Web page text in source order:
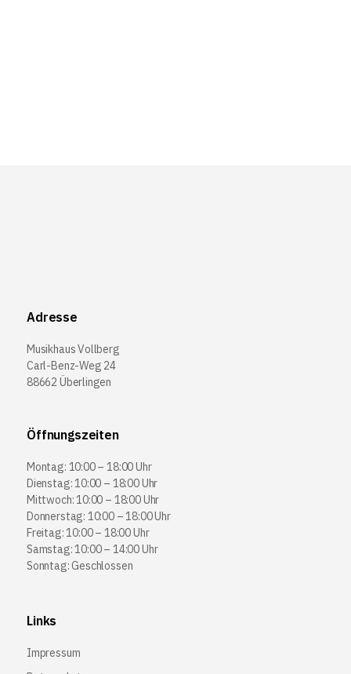
Adresse
Musikhaus Vollberg
Carl-Benz-Weg 24
88662 Überlingen
Öffnungszeiten
Montag: 10:00 – 18:00 Uhr
Dienstag: 10:00 – 18:00 Uhr
Mittwoch: 10:00 – 18:00 Uhr
Donnerstag: 10:00 – 18:00 Uhr
Freitag: 10:00 – 18:00 Uhr
Samstag: 10:00 – 14:00 Uhr
Sonntag: Geschlossen
Links
Impressum